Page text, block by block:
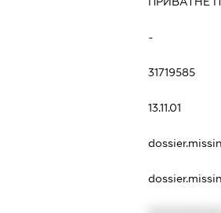
-
31719585
13.11.01